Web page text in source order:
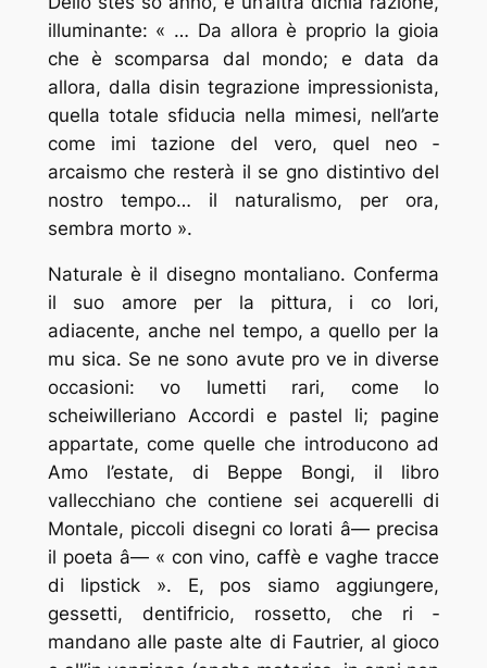
illuminante: « … Da allora è proprio la gioia
che è scomparsa dal mondo; e data da
allora, dalla disin ­tegrazione impressionista,
quella totale sfiducia nella mimesi, nell’arte
come imi ­tazione del vero, quel neo ­
arcaismo che resterà il se ­gno distintivo del
nostro tempo… il naturalismo, per ora,
sembra morto ».
Naturale è il disegno montaliano. Conferma
il suo amore per la pittura, i co ­lori,
adiacente, anche nel tempo, a quello per la
mu ­sica. Se ne sono avute pro ­ve in diverse
occasioni: vo ­lumetti rari, come lo
scheiwillerianoAccordi e pastel ­li; pagine
appartate, come quelle che introducono ad
Amo l’estate, di Beppe Bongi, il libro
vallecchiano che contiene sei acquerelli di
Montale, piccoli disegni co ­lorati â— precisa
il poeta â— « con vino, caffè e vaghe tracce
di lipstick ». E, pos ­siamo aggiungere,
gessetti, dentifricio, rossetto, che ri ­
mandano alle paste alte di Fautrier, al gioco